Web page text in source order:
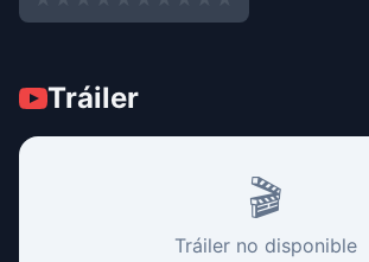
Tráiler
🎬
Tráiler no disponible